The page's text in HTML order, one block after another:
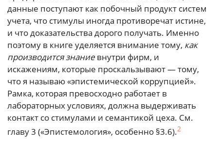
данные поступают как побочный продукт систем
учета, что стимулы иногда противоречат истине,
и что доказательства дорого получать. Именно
поэтому в книге уделяется внимание тому, как
производится знаниевнутри фирм, и
искажениям, которые проскальзывают — тому,
что я называю «эпистемической коррупцией».
Рамка, которая превосходно работает в
лабораторных условиях, должна выдерживать
контакт со стимулами и семантикой цеха. См.
главу 3 («Эпистемология», особенно §3.6).2